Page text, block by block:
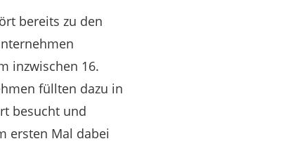
bereits zu den
inzwischen 16.
füllten dazu in
besucht und
ersten Mal dabei